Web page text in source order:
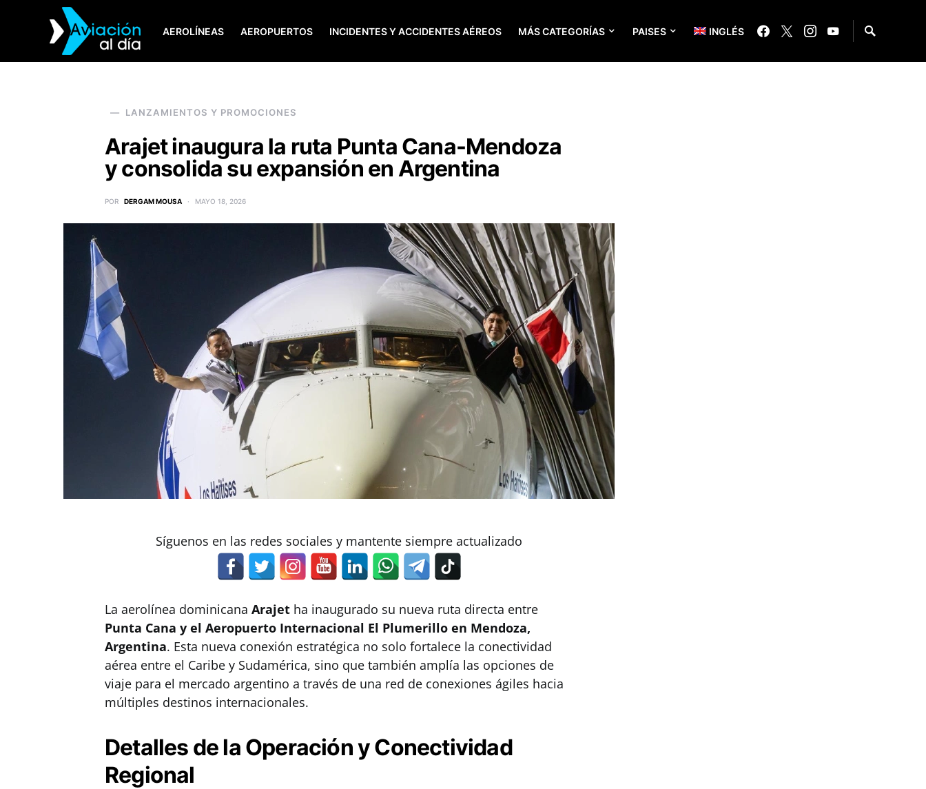
AEROLÍNEAS AEROPUERTOS INCIDENTES Y ACCIDENTES AÉREOS MÁS CATEGORÍAS PAISES INGLÉS
SEARCH FOR:
LANZAMIENTOS Y PROMOCIONES
Arajet inaugura la ruta Punta Cana-Mendoza
y consolida su expansión en Argentina
POR DERGAM MOUSA MAYO 18, 2026
Síguenos en las redes sociales y mantente siempre actualizado
La aerolínea dominicana Arajet ha inaugurado su nueva ruta directa entre
Punta Cana y el Aeropuerto Internacional El Plumerillo en Mendoza,
Argentina. Esta nueva conexión estratégica no solo fortalece la conectividad
aérea entre el Caribe y Sudamérica, sino que también amplía las opciones de
viaje para el mercado argentino a través de una red de conexiones ágiles hacia
múltiples destinos internacionales.
Detalles de la Operación y Conectividad
Regional